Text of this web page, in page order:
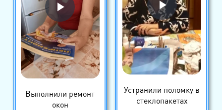
Выполнили ремонт
окон
Устранили поломку в
стеклопакетах